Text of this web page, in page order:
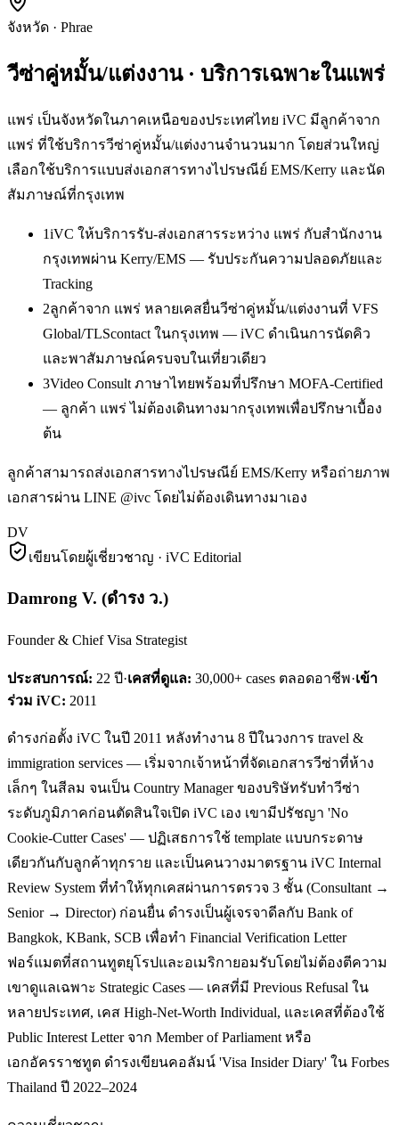
จังหวัด · Phrae
วีซ่าคู่หมั้น/แต่งงาน· บริการเฉพาะในแพร่
แพร่ เป็นจังหวัดในภาคเหนือของประเทศไทย iVC มีลูกค้าจาก
แพร่ ที่ใช้บริการวีซ่าคู่หมั้น/แต่งงานจำนวนมาก โดยส่วนใหญ่
เลือกใช้บริการแบบส่งเอกสารทางไปรษณีย์ EMS/Kerry และนัด
สัมภาษณ์ที่กรุงเทพ
1iVC ให้บริการรับ-ส่งเอกสารระหว่าง แพร่ กับสำนักงาน
กรุงเทพผ่าน Kerry/EMS — รับประกันความปลอดภัยและ
Tracking
2ลูกค้าจาก แพร่ หลายเคสยื่นวีซ่าคู่หมั้น/แต่งงานที่ VFS
Global/TLScontact ในกรุงเทพ — iVC ดำเนินการนัดคิว
และพาสัมภาษณ์ครบจบในเที่ยวเดียว
3Video Consult ภาษาไทยพร้อมที่ปรึกษา MOFA-Certified
— ลูกค้า แพร่ ไม่ต้องเดินทางมากรุงเทพเพื่อปรึกษาเบื้อง
ต้น
ลูกค้าสามารถส่งเอกสารทางไปรษณีย์ EMS/Kerry หรือถ่ายภาพ
เอกสารผ่าน LINE @ivc โดยไม่ต้องเดินทางมาเอง
DV
เขียนโดยผู้เชี่ยวชาญ · iVC Editorial
Damrong V. (ดำรง ว.)
Founder & Chief Visa Strategist
ประสบการณ์: 22 ปี·เคสที่ดูแล: 30,000+ cases ตลอดอาชีพ·เข้า
ร่วม iVC: 2011
ดำรงก่อตั้ง iVC ในปี 2011 หลังทำงาน 8 ปีในวงการ travel &
immigration services — เริ่มจากเจ้าหน้าที่จัดเอกสารวีซ่าที่ห้าง
เล็กๆ ในสีลม จนเป็น Country Manager ของบริษัทรับทำวีซ่า
ระดับภูมิภาคก่อนตัดสินใจเปิด iVC เอง เขามีปรัชญา 'No
Cookie-Cutter Cases' — ปฏิเสธการใช้ template แบบกระดาษ
เดียวกันกับลูกค้าทุกราย และเป็นคนวางมาตรฐาน iVC Internal
Review System ที่ทำให้ทุกเคสผ่านการตรวจ 3 ชั้น (Consultant →
Senior → Director) ก่อนยื่น ดำรงเป็นผู้เจรจาดีลกับ Bank of
Bangkok, KBank, SCB เพื่อทำ Financial Verification Letter
ฟอร์แมตที่สถานทูตยุโรปและอเมริกายอมรับโดยไม่ต้องตีความ
เขาดูแลเฉพาะ Strategic Cases — เคสที่มี Previous Refusal ใน
หลายประเทศ, เคส High-Net-Worth Individual, และเคสที่ต้องใช้
Public Interest Letter จาก Member of Parliament หรือ
เอกอัครราชทูต ดำรงเขียนคอลัมน์ 'Visa Insider Diary' ใน Forbes
Thailand ปี 2022–2024